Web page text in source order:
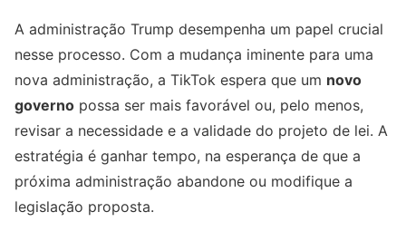
A administração Trump desempenha um papel crucial
nesse processo. Com a mudança iminente para uma
nova administração, a TikTok espera que um novo
governo possa ser mais favorável ou, pelo menos,
revisar a necessidade e a validade do projeto de lei. A
estratégia é ganhar tempo, na esperança de que a
próxima administração abandone ou modifique a
legislação proposta.